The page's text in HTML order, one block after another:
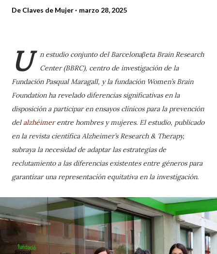
De Claves de Mujer marzo 28, 2025
U
n estudio conjunto del Barcelonaβeta Brain Research
Center (BBRC), centro de investigación de la
Fundación Pasqual Maragall, y la fundación Women’s Brain
Foundation ha revelado diferencias significativas en la
disposición a participar en ensayos clínicos para la prevención
delalzhéimerentre hombres y mujeres. El estudio, publicado
en la revista científica Alzheimer’s Research & Therapy,
subraya la necesidad de adaptar las estrategias de
reclutamiento a las diferencias existentes entre géneros para
garantizar una representación equitativa en la investigación.